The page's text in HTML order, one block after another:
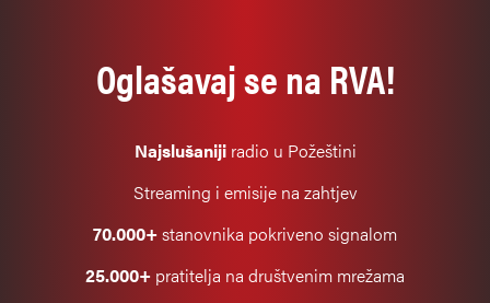
Oglašavaj se na RVA!
Najslušanijiradio u Požeštini
Streaming i emisije na zahtjev
70.000+stanovnika pokriveno signalom
25.000+ pratitelja na društvenim mrežama